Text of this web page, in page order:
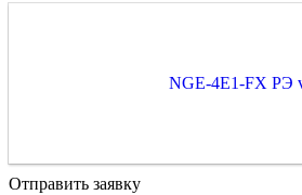
NGE-4E1-FX РЭ
Отправить заявку